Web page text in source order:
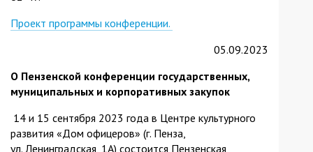
mail)
Проект программы конференции.
05.09.2023
О Пензенской конференции государственных,
муниципальных и корпоративных закупок
14 и 15 сентября 2023 года в Центре культурного
развития «Дом офицеров» (г. Пенза,
ул. Ленинградская, 1А) состоится Пензенская